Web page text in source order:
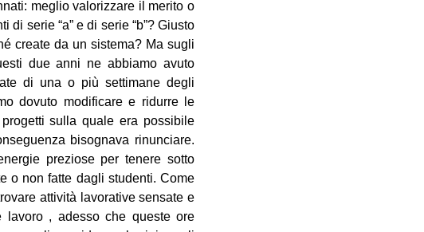
meglio valorizzare il merito o
serie “a” e di serie “b”? Giusto
create da un sistema? Ma sugli
due anni ne abbiamo avuto
di una o più settimane degli
dovuto modificare e ridurre le
sulla quale era possibile
bisognava rinunciare.
preziose per tenere sotto
o non fatte dagli studenti. Come
attività lavorative sensate e
lavoro , adesso che queste ore